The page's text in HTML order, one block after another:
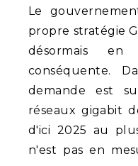
Le
propre stratégie
désormais
conséquente.
demande est
réseaux gigabit
d'ici 2025 au
n'est pas en